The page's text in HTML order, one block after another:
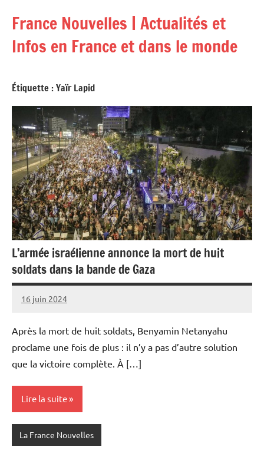
contenu
France Nouvelles | Actualités et
Infos en France et dans le monde
Étiquette :Yaïr Lapid
L’armée israélienne annonce la mort de huit
soldats dans la bande de Gaza
16 juin 2024
Admins
Après la mort de huit soldats, Benyamin Netanyahu
proclame une fois de plus : il n’y a pas d’autre solution
que la victoire complète. À […]
Lire la suite
La France Nouvelles